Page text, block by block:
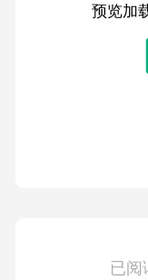
预览加
已阅